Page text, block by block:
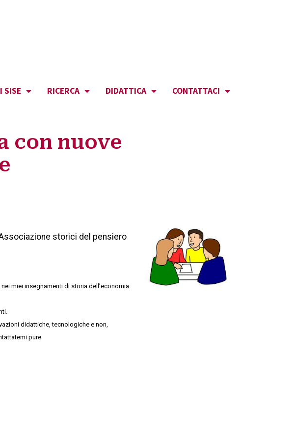
SISE RICERCA DIDATTICA CONTATTACI
con nuove
storici del pensiero
miei insegnamenti di storia dell’economia
didattiche, tecnologiche e non,
pure